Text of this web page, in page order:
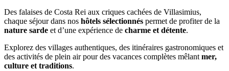
Des falaises de Costa Rei aux criques cachées de Villasimius,
chaque séjour dans nos hôtels sélectionnés permet de profiter de la
nature sarde et d’une expérience de charme et détente.
Explorez des villages authentiques, des itinéraires gastronomiques et
des activités de plein air pour des vacances complètes mêlant mer,
culture et traditions.